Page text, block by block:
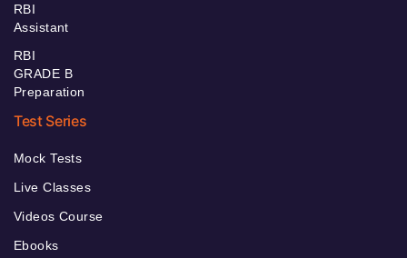
RBI
Assistant
RBI
GRADE B
Preparation
Test Series
Mock Tests
Live Classes
Videos Course
Ebooks